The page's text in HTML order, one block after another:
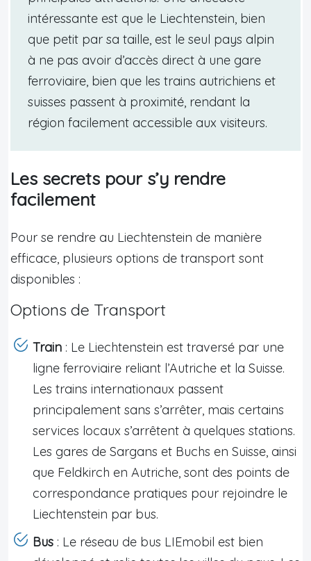
intéressante est que le Liechtenstein, bien
que petit par sa taille, est le seul pays alpin
à ne pas avoir d’accès direct à une gare
ferroviaire, bien que les trains autrichiens et
suisses passent à proximité, rendant la
région facilement accessible aux visiteurs.
Les secrets pour s’y rendre
facilement
Pour se rendre au Liechtenstein de manière
efficace, plusieurs options de transport sont
disponibles :
Options de Transport
Train : Le Liechtenstein est traversé par une
ligne ferroviaire reliant l’Autriche et la Suisse.
Les trains internationaux passent
principalement sans s’arrêter, mais certains
services locaux s’arrêtent à quelques stations.
Les gares de Sargans et Buchs en Suisse, ainsi
que Feldkirch en Autriche, sont des points de
correspondance pratiques pour rejoindre le
Liechtenstein par bus.
Bus : Le réseau de bus LIEmobil est bien